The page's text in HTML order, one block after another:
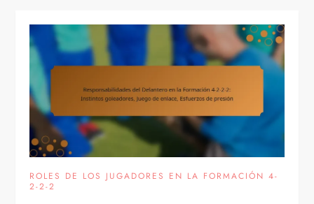
ROLES DE LOS JUGADORES EN LA FORMACIÓN 4-
2-2-2